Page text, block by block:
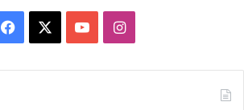
Facebook YouTubeInstagram